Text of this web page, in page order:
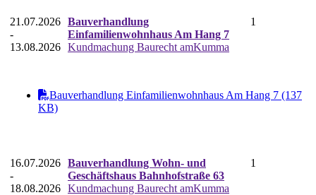
21.07.2026
-
13.08.2026
Bauverhandlung
Einfamilienwohnhaus Am Hang 7
Kundmachung Baurecht amKumma
1
Bauverhandlung Einfamilienwohnhaus Am Hang 7 (137
KB)
16.07.2026
-
18.08.2026
Bauverhandlung Wohn- und
Geschäftshaus Bahnhofstraße 63
Kundmachung Baurecht amKumma
1